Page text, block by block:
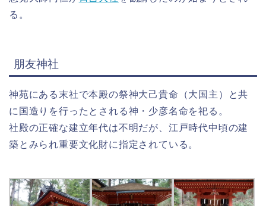
る。
朋友神社
神苑にある末社で本殿の祭神大己貴命（大国主）と共
に国造りを行ったとされる神・少彦名命を祀る。
社殿の正確な建立年代は不明だが、江戸時代中頃の建
築とみられ重要文化財に指定されている。